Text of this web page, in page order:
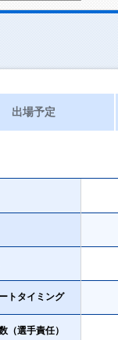
出場予定
トタイミング
（選手責任）